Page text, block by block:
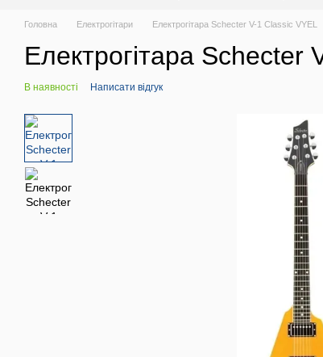
Головна Електрогітари Електрогітара Schecter V-1 Classic VYEL
Електрогітара Schecter
В наявності Написати відгук